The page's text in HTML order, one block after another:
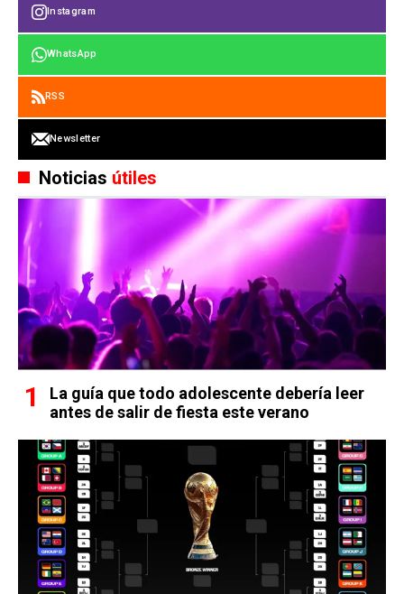
Instagram
WhatsApp
RSS
Newsletter
Noticias útiles
La guía que todo adolescente debería leer
antes de salir de fiesta este verano